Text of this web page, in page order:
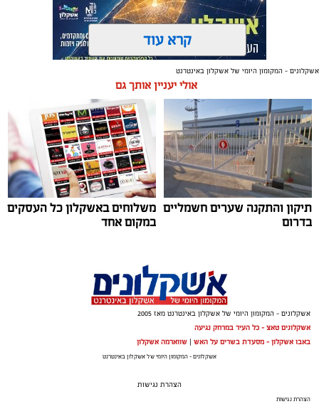
קרא עוד
אשקלונים - המקומון היומי של אשקלון באינטרנט
אולי יעניין אותך גם
תיקון והתקנה שערים חשמליים
בדרום
משלוחים באשקלון כל העסקים
במקום אחד
אשקלונים - המקומון היומי של אשקלון באינטרנט מאז 2005
אשקלונים טאצ - כל העיר במרחק נגיעה
באבו אשקלון - מסעדת בשרים על האש | שווארמה אשקלון
אשקלונים - המקומון היומי של אשקלון באינטרנט
הצהרת נגישות
הצהרת נגישות